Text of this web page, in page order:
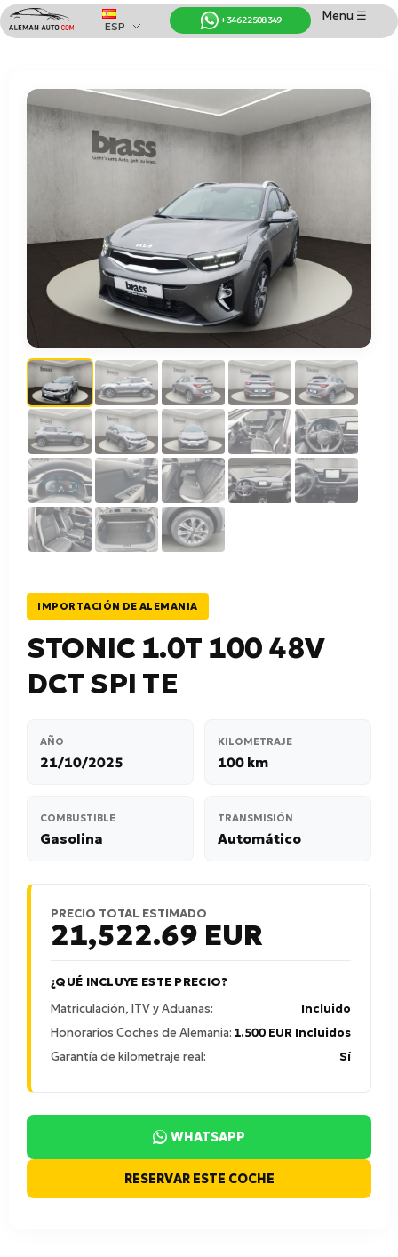
Coches de Alemania
Importación de Coches de Alemania
Menu ☰
+34 622 508 349
ESP
IMPORTACIÓN DE ALEMANIA
STONIC 1.0T 100 48V
DCT SPI TE
AÑO
21/10/2025
KILOMETRAJE
100 km
COMBUSTIBLE
Gasolina
TRANSMISIÓN
Automático
PRECIO TOTAL ESTIMADO
21,522.69 EUR
¿QUÉ INCLUYE ESTE PRECIO?
Matriculación, ITV y Aduanas:
Incluido
Honorarios Coches de Alemania: 1.500 EUR Incluidos
Garantía de kilometraje real:
Sí
WHATSAPP
RESERVAR ESTE COCHE